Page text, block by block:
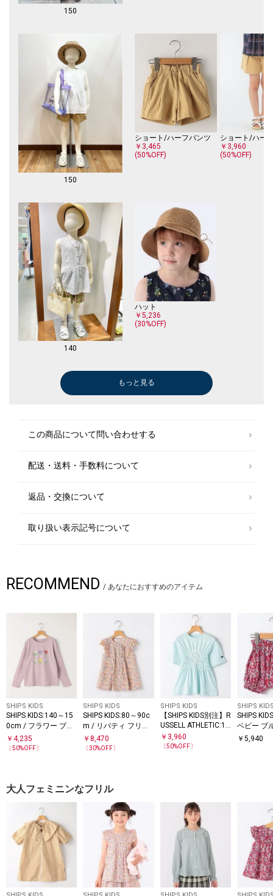
150
150
ショート/ハーフパンツ
￥3,465
(50%OFF)
ショート/ハー
￥3,960
(50%OFF)
140
ハット
￥5,236
(30%OFF)
ショート/ハーフパンツ
ショート/ハーフパンツ
￥3,465
カーディガン
￥4,752
スニーカー
カーディガン
カーディガン
もっと見る
この商品について問い合わせする
配送・送料・手数料について
返品・交換について
取り扱い表示記号について
RECOMMEND / あなたにおすすめのアイテム
SHIPS KIDS
SHIPS KIDS:140～15
0cm / フラワー ブッ
ク 長袖 TEE
￥ 4,235
〔50%OFF〕
SHIPS KIDS
SHIPS KIDS:80～90c
m / リバティ フリル
ブラウス
￥8,470
〔30%OFF〕
SHIPS KIDS
【SHIPS KIDS別注】R
USSELL ATHLETIC:14
0～150cm/ ギャザー
プリント 半袖 TEE
￥ 3,960
〔50%OFF〕
SHIPS
SHIPS
ベビー ブ
￥5,940
大人フェミニンなフリル